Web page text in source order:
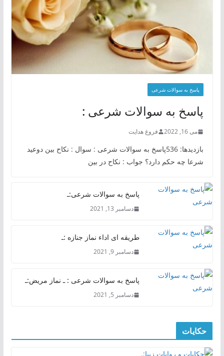
پاسخ به سوالات شرعی
پاسخ به سوالات شرعی :
می 16, 2022 فروغ هدایت
بازدیدها: 536پاسخ به سوالات شرعی : سوال : نکاح بین دوعید
شرعا چه حکم دارد؟ جواب : نکاح در بین
پاسخ به سوالات شرعی:ـ
دسامبر 13, 2021
طریقه ای اداء نماز جنازه :ـ
دسامبر 9, 2021
پاسخ به سوالات شرعی : ـ نماز مریض:ـ
دسامبر 5, 2021
حکایات